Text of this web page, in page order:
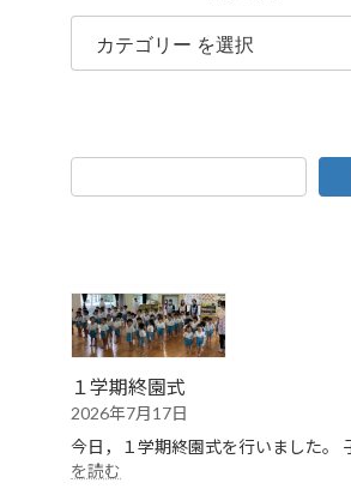
１学期終園式
2026年7月17日
今日，１学期終園式を行いました。
を読む